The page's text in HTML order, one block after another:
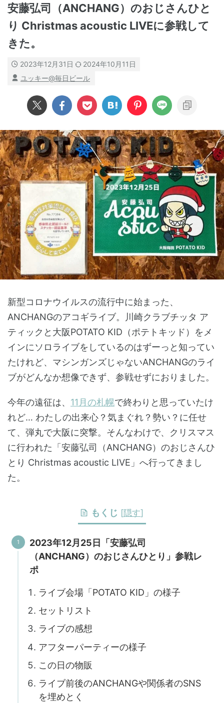
安藤弘司（ANCHANG）のおじさんひと
り Christmas acoustic LIVEに参戦して
きた。
2023年12月31日
2024年10月11日
ユッキー@毎日ビール
新型コロナウイルスの流行中に始まった、
ANCHANGのアコギライブ。川崎クラブチッタ ア
ティックと大阪POTATO KID（ポテトキッド）をメ
インにソロライブをしているのはずーっと知ってい
たけれど、マシンガンズじゃないANCHANGのライ
ブがどんなか想像できず、参戦せずにおりました。
今年の遠征は、 11月の札幌で終わりと思っていたけ
れど… わたしの出来心？気まぐれ？勢い？に任せ
て、弾丸で大阪に突撃。そんなわけで、クリスマス
に行われた「安藤弘司（ANCHANG）のおじさんひ
とり Christmas acoustic LIVE」へ行ってきまし
た。
もくじ [隠す]
2023年12月25日「安藤弘司
（ANCHANG）のおじさんひとり」参戦レ
ポ
ライブ会場「POTATO KID」の様子
セットリスト
ライブの感想
アフターパーティーの様子
この日の物販
ライブ前後のANCHANGや関係者のSNS
を埋めとく